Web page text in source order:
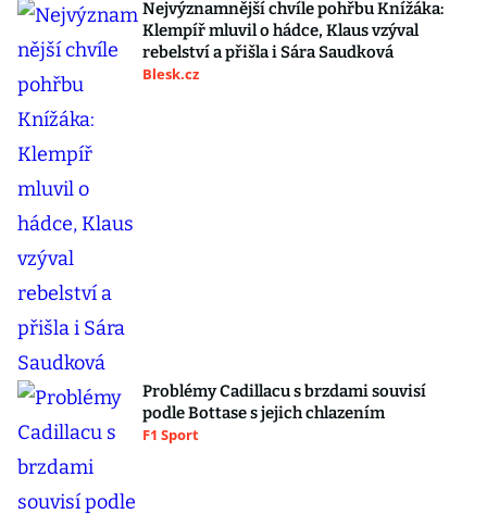
Nejvýznamnější chvíle pohřbu Knížáka:
Klempíř mluvil o hádce, Klaus vzýval
rebelství a přišla i Sára Saudková
Blesk.cz
Problémy Cadillacu s brzdami souvisí
podle Bottase s jejich chlazením
F1 Sport